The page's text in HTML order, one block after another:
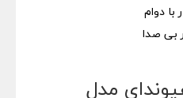
دوام
بی صدا
مدل